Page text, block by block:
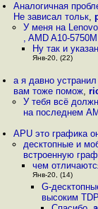
Аналогичная
Не зависал тольк,
У меня на
, AMD A10-
Ну так и
Янв-20, (22)
а я давно
вам тоже помож,
У тебя всё
на последнем
APU это графика
десктопные и
встроенную
чем
Янв-20, (14)
G-
высоким TDP